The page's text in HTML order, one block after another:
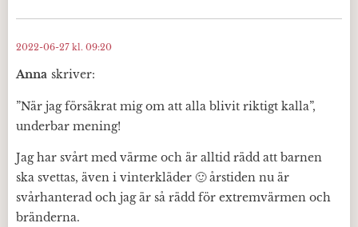
Anna skriver:
2022-06-27 kl. 09:20
”När jag försäkrat mig om att alla blivit riktigt kalla”,
underbar mening!
Jag har svårt med värme och är alltid rädd att barnen
ska svettas, även i vinterkläder 🙂 årstiden nu är
svårhanterad och jag är så rädd för extremvärmen och
bränderna.